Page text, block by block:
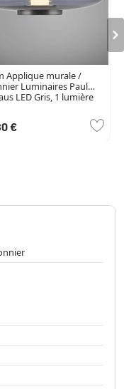
Applique murale /
Luminaires Paul
LED Gris, 1 lumière
€